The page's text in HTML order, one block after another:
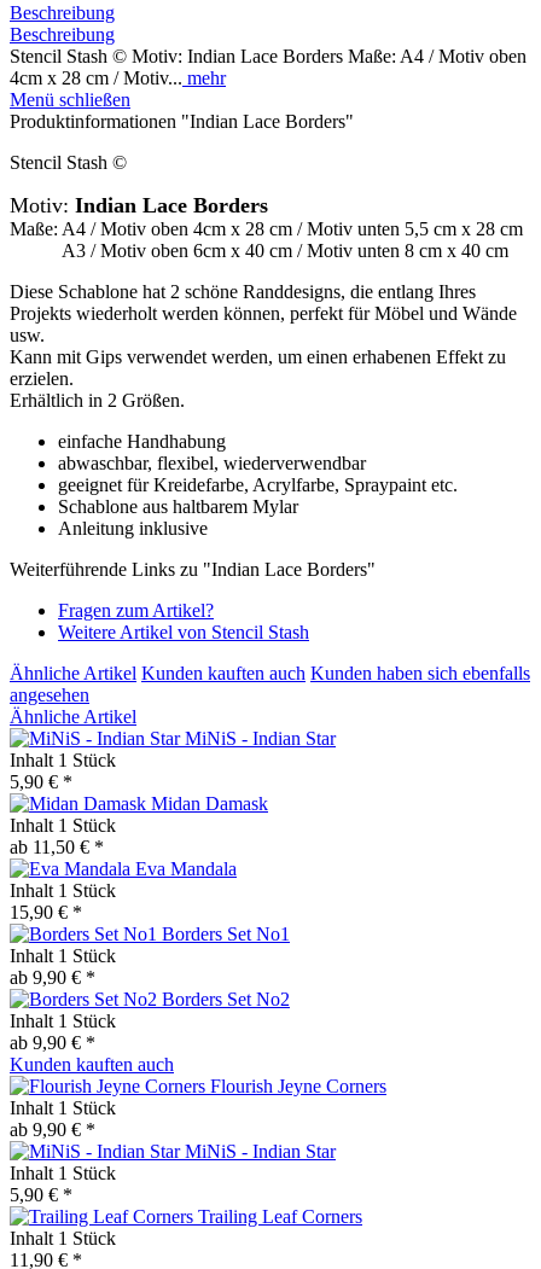
Beschreibung
Beschreibung
Stencil Stash © Motiv: Indian Lace Borders Maße: A4 / Motiv oben
4cm x 28 cm / Motiv... mehr
Menü schließen
Produktinformationen "Indian Lace Borders"
Stencil Stash ©
Motiv: Indian Lace Borders
Maße: A4 / Motiv oben 4cm x 28 cm / Motiv unten 5,5 cm x 28 cm
A3 / Motiv oben 6cm x 40 cm / Motiv unten 8 cm x 40 cm
Diese Schablone hat 2 schöne Randdesigns, die entlang Ihres
Projekts wiederholt werden können, perfekt für Möbel und Wände
usw.
Kann mit Gips verwendet werden, um einen erhabenen Effekt zu
erzielen.
Erhältlich in 2 Größen.
einfache Handhabung
abwaschbar, flexibel, wiederverwendbar
geeignet für Kreidefarbe, Acrylfarbe, Spraypaint etc.
Schablone aus haltbarem Mylar
Anleitung inklusive
Weiterführende Links zu "Indian Lace Borders"
Fragen zum Artikel?
Weitere Artikel von Stencil Stash
Ähnliche Artikel Kunden kauften auch Kunden haben sich ebenfalls
angesehen
Ähnliche Artikel
MiNiS - Indian Star
Inhalt 1 Stück
5,90 € *
Midan Damask
Inhalt 1 Stück
ab 11,50 € *
Eva Mandala
Inhalt 1 Stück
15,90 € *
Borders Set No1
Inhalt 1 Stück
ab 9,90 € *
Borders Set No2
Inhalt 1 Stück
ab 9,90 € *
Kunden kauften auch
Flourish Jeyne Corners
Inhalt 1 Stück
ab 9,90 € *
MiNiS - Indian Star
Inhalt 1 Stück
5,90 € *
Trailing Leaf Corners
Inhalt 1 Stück
11,90 € *